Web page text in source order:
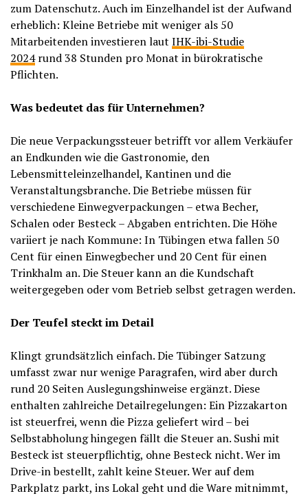
zum Datenschutz. Auch im Einzelhandel ist der Aufwand
erheblich: Kleine Betriebe mit weniger als 50
Mitarbeitenden investieren laut IHK-ibi-Studie
2024rund 38 Stunden pro Monat in bürokratische
Pflichten.
Was bedeutet das für Unternehmen?
Die neue Verpackungssteuer betrifft vor allem Verkäufer
an Endkunden wie die Gastronomie, den
Lebensmitteleinzelhandel, Kantinen und die
Veranstaltungsbranche. Die Betriebe müssen für
verschiedene Einwegverpackungen – etwa Becher,
Schalen oder Besteck – Abgaben entrichten. Die Höhe
variiert je nach Kommune: In Tübingen etwa fallen 50
Cent für einen Einwegbecher und 20 Cent für einen
Trinkhalm an. Die Steuer kann an die Kundschaft
weitergegeben oder vom Betrieb selbst getragen werden.
Der Teufel steckt im Detail
Klingt grundsätzlich einfach. Die Tübinger Satzung
umfasst zwar nur wenige Paragrafen, wird aber durch
rund 20 Seiten Auslegungshinweise ergänzt. Diese
enthalten zahlreiche Detailregelungen: Ein Pizzakarton
ist steuerfrei, wenn die Pizza geliefert wird – bei
Selbstabholung hingegen fällt die Steuer an. Sushi mit
Besteck ist steuerpflichtig, ohne Besteck nicht. Wer im
Drive-in bestellt, zahlt keine Steuer. Wer auf dem
Parkplatz parkt, ins Lokal geht und die Ware mitnimmt,